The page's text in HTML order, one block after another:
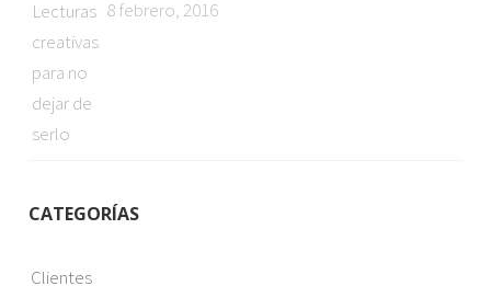
8 febrero, 2016
CATEGORÍAS
Clientes